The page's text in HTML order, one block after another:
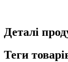
Деталі
Теги